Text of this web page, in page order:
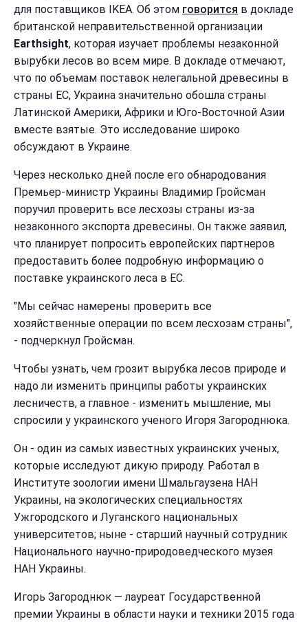
для поставщиков IKEA. Об этом говорится в докладе
британской неправительственной организации
Earthsight, которая изучает проблемы незаконной
вырубки лесов во всем мире. В докладе отмечают,
что по объемам поставок нелегальной древесины в
страны ЕС, Украина значительно обошла страны
Латинской Америки, Африки и Юго-Восточной Азии
вместе взятые. Это исследование широко
обсуждают в Украине.
Через несколько дней после его обнародования
Премьер-министр Украины Владимир Гройсман
поручил проверить все лесхозы страны из-за
незаконного экспорта древесины. Он также заявил,
что планирует попросить европейских партнеров
предоставить более подробную информацию о
поставке украинского леса в ЕC.
"Мы сейчас намерены проверить все
хозяйственные операции по всем лесхозам страны",
- подчеркнул Гройсман.
Чтобы узнать, чем грозит вырубка лесов природе и
надо ли изменить принципы работы украинских
лесничеств, а главное - изменить мышление, мы
спросили у украинского ученого Игоря Загороднюка.
Он - один из самых известных украинских ученых,
которые исследуют дикую природу. Работал в
Институте зоологии имени Шмальгаузена НАН
Украины, на экологических специальностях
Ужгородского и Луганского национальных
университетов; ныне - старший научный сотрудник
Национального научно-природоведческого музея
НАН Украины.
Игорь Загороднюк — лауреат Государственной
премии Украины в области науки и техники 2015 года